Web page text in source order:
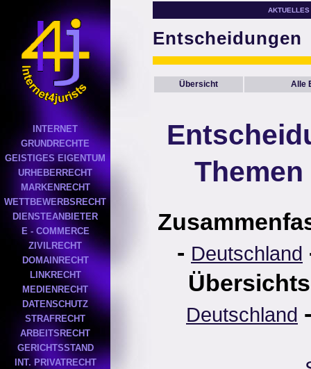
INTERNET
GRUNDRECHTE
GEISTIGES EIGENTUM
URHEBERRECHT
MARKENRECHT
WETTBEWERBSRECHT
DIENSTEANBIETER
E - COMMERCE
ZIVILRECHT
DOMAINRECHT
LINKRECHT
MEDIENRECHT
DATENSCHUTZ
STRAFRECHT
ARBEITSRECHT
GERICHTSSTAND
INT. PRIVATRECHT
AKTUELLES
Entscheidungen
Übersicht Alle
- Deutschland
Deutschland